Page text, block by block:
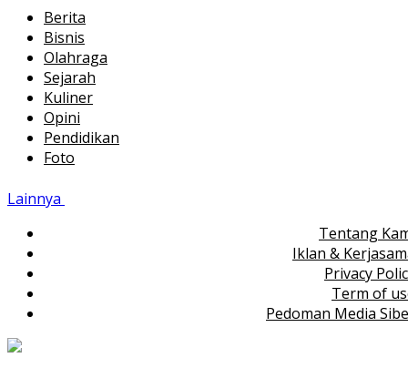
Berita
Bisnis
Olahraga
Sejarah
Kuliner
Opini
Pendidikan
Foto
Lainnya
Tentang
Iklan &
Privacy
Term of
Pedoman Media